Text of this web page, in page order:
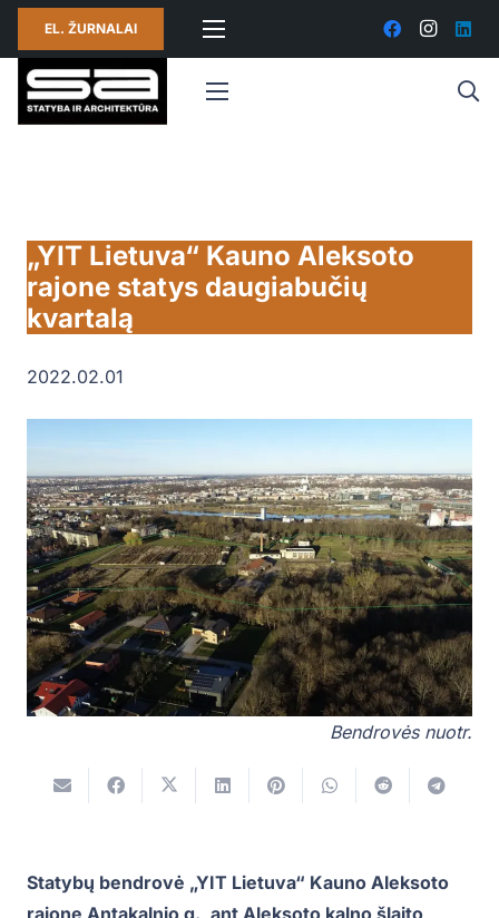
EL. ŽURNALAI
„YIT Lietuva“ Kauno Aleksoto
rajone statys daugiabučių
kvartalą
2022.02.01
Bendrovės nuotr.
Statybų bendrovė „YIT Lietuva“ Kauno Aleksoto